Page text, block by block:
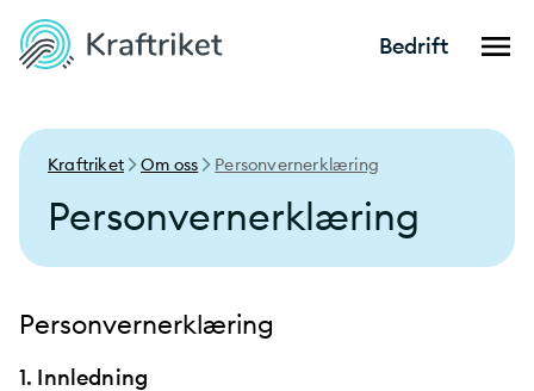
Bedrift
Kraftriket Om oss Personvernerklæring
Personvernerklæring
Personvernerklæring
1. Innledning